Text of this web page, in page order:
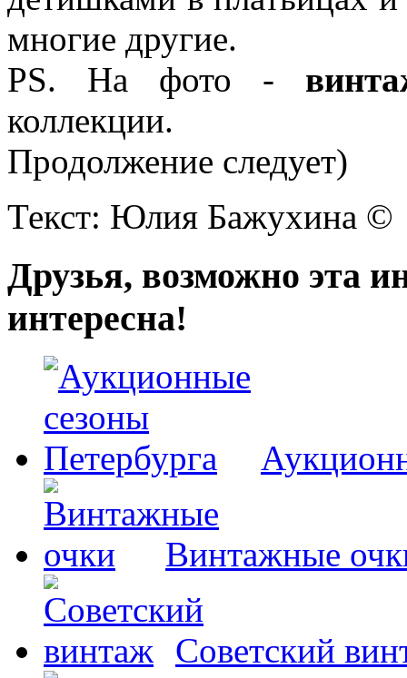
многие другие.
PS. На фото -
коллекции.
Продолжение следует)
Текст: Юлия Бажухина ©
Друзья, возможно эта
интересна!
Винтажные
Советский